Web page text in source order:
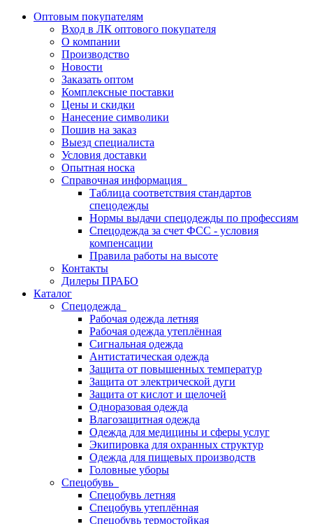
Оптовым покупателям
Вход в ЛК оптового покупателя
О компании
Производство
Новости
Заказать оптом
Комплексные поставки
Цены и скидки
Нанесение символики
Пошив на заказ
Выезд специалиста
Условия доставки
Опытная носка
Справочная информация
Таблица соответствия стандартов
спецодежды
Нормы выдачи спецодежды по профессиям
Спецодежда за счет ФСС - условия
компенсации
Правила работы на высоте
Контакты
Дилеры ПРАБО
Каталог
Спецодежда
Рабочая одежда летняя
Рабочая одежда утеплённая
Сигнальная одежда
Антистатическая одежда
Защита от повышенных температур
Защита от электрической дуги
Защита от кислот и щелочей
Одноразовая одежда
Влагозащитная одежда
Одежда для медицины и сферы услуг
Экипировка для охранных структур
Одежда для пищевых производств
Головные уборы
Спецобувь
Спецобувь летняя
Спецобувь утеплённая
Спецобувь термостойкая